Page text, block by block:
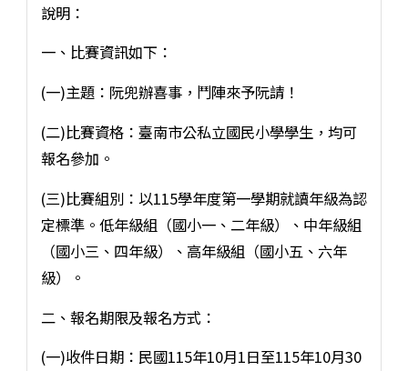
說明：
一、比賽資訊如下：
(一)主題：阮兜辦喜事，鬥陣來予阮請！
(二)比賽資格：臺南市公私立國民小學學生，均可
報名參加。
(三)比賽組別：以115學年度第一學期就讀年級為認
定標準。低年級組（國小一、二年級）、中年級組
（國小三、四年級）、高年級組（國小五、六年
級）。
二、報名期限及報名方式：
(一)收件日期：民國115年10月1日至115年10月30